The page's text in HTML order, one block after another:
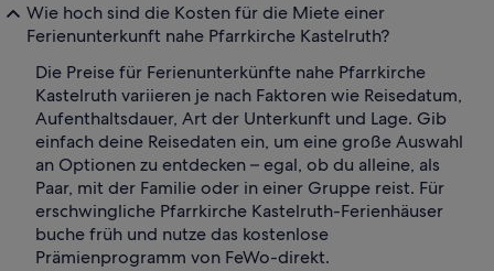
Wie hoch sind die Kosten für die Miete einer
Ferienunterkunft nahe Pfarrkirche Kastelruth?
Die Preise für Ferienunterkünfte nahe Pfarrkirche
Kastelruth variieren je nach Faktoren wie Reisedatum,
Aufenthaltsdauer, Art der Unterkunft und Lage. Gib
einfach deine Reisedaten ein, um eine große Auswahl
an Optionen zu entdecken – egal, ob du alleine, als
Paar, mit der Familie oder in einer Gruppe reist. Für
erschwingliche Pfarrkirche Kastelruth-Ferienhäuser
buche früh und nutze das kostenlose
Prämienprogramm von FeWo-direkt.